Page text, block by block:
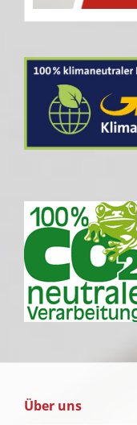
Über uns